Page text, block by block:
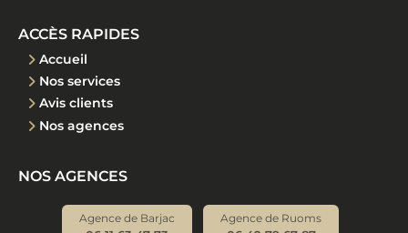
ACCÈS RAPIDES
Accueil
Nos services
Avis clients
Nos agences
NOS AGENCES
Agence de Barjac Agence de Ruoms